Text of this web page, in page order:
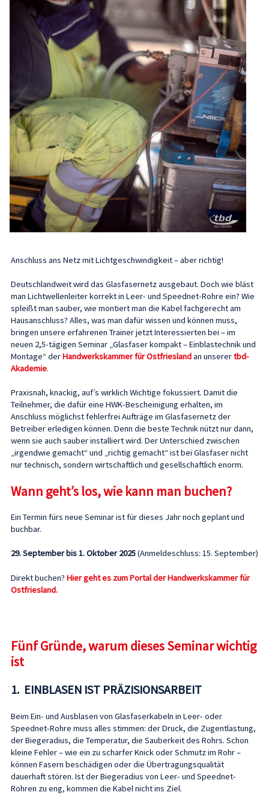
Anschluss ans Netz mit Lichtgeschwindigkeit – aber richtig!
Deutschlandweit wird das Glasfasernetz ausgebaut. Doch wie bläst
man Lichtwellenleiter korrekt in Leer- und Speednet-Rohre ein? Wie
spleißt man sauber, wie montiert man die Kabel fachgerecht am
Hausanschluss? Alles, was man dafür wissen und können muss,
bringen unsere erfahrenen Trainer jetzt Interessierten bei – im
neuen 2,5-tägigen Seminar „Glasfaser kompakt – Einblastechnik und
Montage“ derHandwerkskammer für Ostfrieslandan unserertbd-
Akademie.
Praxisnah, knackig, auf’s wirklich Wichtige fokussiert. Damit die
Teilnehmer, die dafür eine HWK-Bescheinigung erhalten, im
Anschluss möglichst fehlerfrei Aufträge im Glasfasernetz der
Betreiber erledigen können. Denn die beste Technik nützt nur dann,
wenn sie auch sauber installiert wird. Der Unterschied zwischen
„irgendwie gemacht“ und „richtig gemacht“ ist bei Glasfaser nicht
nur technisch, sondern wirtschaftlich und gesellschaftlich enorm.
Wann geht’s los, wie kann man buchen?
Ein Termin fürs neue Seminar ist für dieses Jahr noch geplant und
buchbar.
29. September bis 1. Oktober 2025(Anmeldeschluss: 15. September)
Direkt buchen? Hier geht es zum Portal der Handwerkskammer für
Ostfriesland.
Fünf Gründe, warum dieses Seminar wichtig
ist
1. EINBLASEN IST PRÄZISIONSARBEIT
Beim Ein- und Ausblasen von Glasfaserkabeln in Leer- oder
Speednet-Rohre muss alles stimmen: der Druck, die Zugentlastung,
der Biegeradius, die Temperatur, die Sauberkeit des Rohrs. Schon
kleine Fehler – wie ein zu scharfer Knick oder Schmutz im Rohr –
können Fasern beschädigen oder die Übertragungsqualität
dauerhaft stören. Ist der Biegeradius von Leer- und Speednet-
Rohren zu eng, kommen die Kabel nicht ins Ziel.